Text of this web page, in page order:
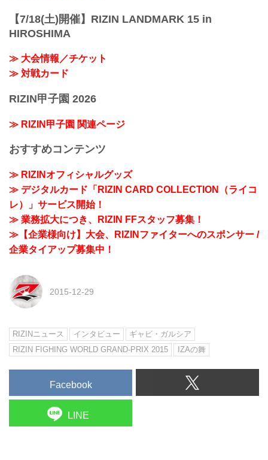
【7/18(土)開催】RIZIN LANDMARK 15 in
HIROSHIMA
≫ 大会情報／チケット
≫ 対戦カード
RIZIN甲子園 2026
≫ RIZIN甲子園 関連ページ
おすすめコンテンツ
≫ RIZINオフィシャルグッズ
≫ デジタルカード「RIZIN CARD COLLECTION（ライコ
レ）」サービス開始！
≫ 業務拡大につき、RIZIN FFスタッフ募集！
≫【企業様向け】大会、RIZINファイターへのスポンサー /
企業タイアップ募集中！
2015-12-29
RIZINニュース インタビュー
ギャビ・ガルシア
RIZIN FIGHING WORLD GRAND-PRIX 2015
IZAの舞
Facebook
LINE